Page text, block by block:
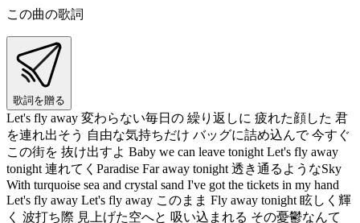
この曲の歌詞
歌詞を贈る
Let's fly away 変わらない毎日の 繰り返しに 疲れた顔した 君
を連れ出そう 自由な気持ちだけ バッグに詰め込んで 今すぐ
この街を 抜け出すよ Baby we can leave tonight Let's fly away
tonight 連れてくParadise Far away tonight 透き通るようなSky
With turquoise sea and crystal sand I've got the tickets in my hand
Let's fly away Let's fly away このまま Fly away tonight 眩しく輝
く 波打ち際 見上げた空へと 吸い込まれる その憂鬱なんて